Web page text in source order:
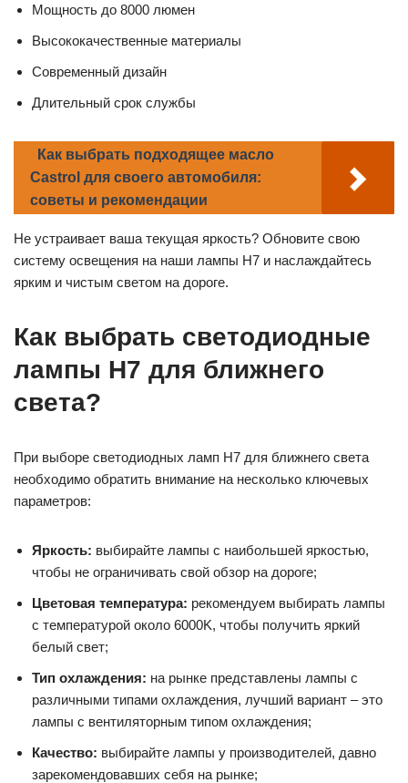
Мощность до 8000 люмен
Высококачественные материалы
Современный дизайн
Длительный срок службы
Как выбрать подходящее масло
Castrol для своего автомобиля:
советы и рекомендации
Не устраивает ваша текущая яркость? Обновите свою
систему освещения на наши лампы H7 и наслаждайтесь
ярким и чистым светом на дороге.
Как выбрать светодиодные
лампы H7 для ближнего
света?
При выборе светодиодных ламп H7 для ближнего света
необходимо обратить внимание на несколько ключевых
параметров:
Яркость: выбирайте лампы с наибольшей яркостью,
чтобы не ограничивать свой обзор на дороге;
Цветовая температура: рекомендуем выбирать лампы
с температурой около 6000K, чтобы получить яркий
белый свет;
Тип охлаждения: на рынке представлены лампы с
различными типами охлаждения, лучший вариант – это
лампы с вентиляторным типом охлаждения;
Качество: выбирайте лампы у производителей, давно
зарекомендовавших себя на рынке;